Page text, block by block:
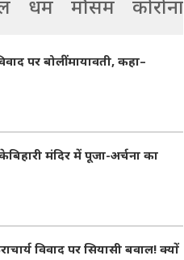
धर्म मौसम कोरोना
पर बोलीं मायावती, कहा–
मंदिर में पूजा-अर्चना का
विवाद पर सियासी बवाल! क्यों